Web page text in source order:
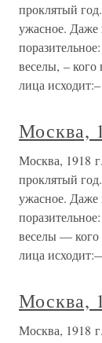
проклятый
ужасное. Даже
веселы, – кого
лица
Москва,
Москва, 1918
проклятый
ужасное. Даже
веселы — кого
лица
Москва,
Москва, 1918